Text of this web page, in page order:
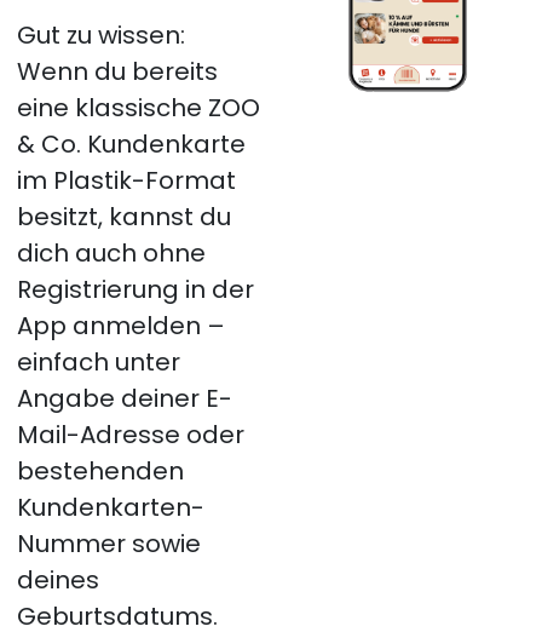
Gut zu wissen:
Wenn du bereits
eine klassische ZOO
& Co. Kundenkarte
im Plastik-Format
besitzt, kannst du
dich auch ohne
Registrierung in der
App anmelden –
einfach unter
Angabe deiner E-
Mail-Adresse oder
bestehenden
Kundenkarten-
Nummer sowie
deines
Geburtsdatums.